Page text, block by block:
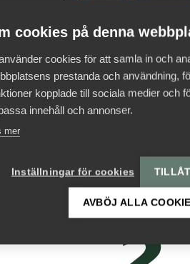
förtag
cookies på denna
cookies för att samla in och
prestanda och användning,
kopplade till sociala medier och
innehåll och annonser.
mer
Inställningar för cookies
AVBÖJ ALLA